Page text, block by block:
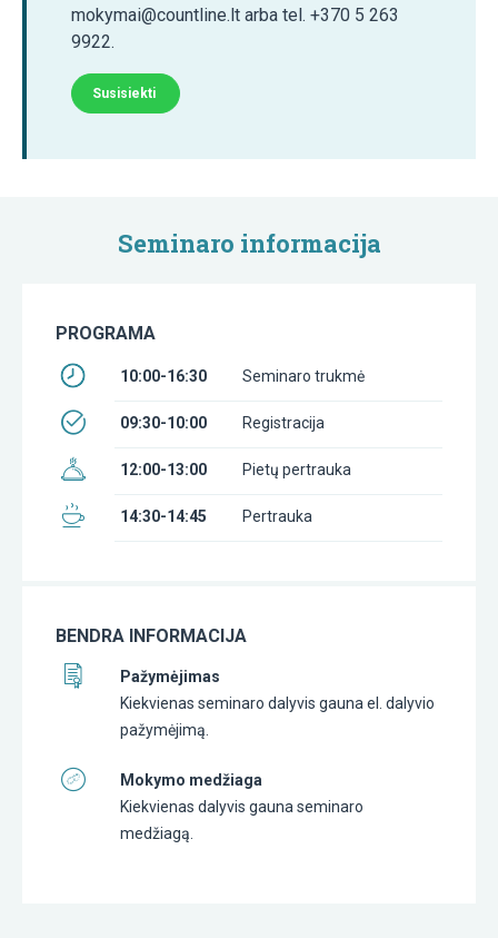
mokymai@countline.lt arba tel. +370 5 263
9922.
Susisiekti
Seminaro informacija
PROGRAMA
10:00-16:30 Seminaro trukmė
09:30-10:00 Registracija
12:00-13:00 Pietų pertrauka
14:30-14:45 Pertrauka
BENDRA INFORMACIJA
Pažymėjimas
Kiekvienas seminaro dalyvis gauna el. dalyvio
pažymėjimą.
Mokymo medžiaga
Kiekvienas dalyvis gauna seminaro
medžiagą.